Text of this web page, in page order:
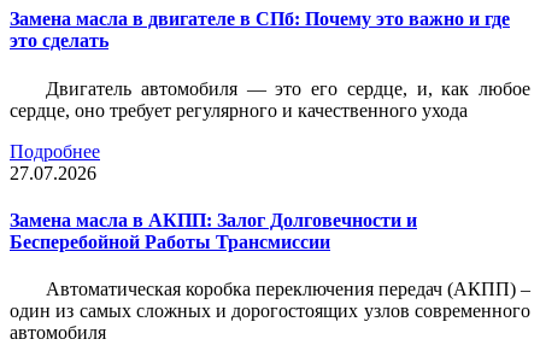
Замена масла в двигателе в СПб: Почему это важно и где
это сделать
Двигатель автомобиля — это его сердце, и, как любое
сердце, оно требует регулярного и качественного ухода
Подробнее
27.07.2026
Замена масла в АКПП: Залог Долговечности и
Бесперебойной Работы Трансмиссии
Автоматическая коробка переключения передач (АКПП) –
один из самых сложных и дорогостоящих узлов современного
автомобиля